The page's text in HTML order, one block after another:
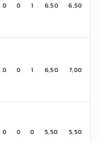
0 0 1 6,50 6,50
0 0 1 6,50 7,00
0 0 0 5,50 5,50